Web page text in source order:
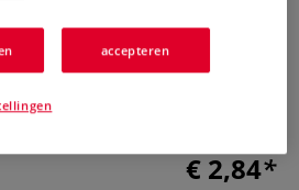
— corundum
staal.
€ 2,84
accepteren